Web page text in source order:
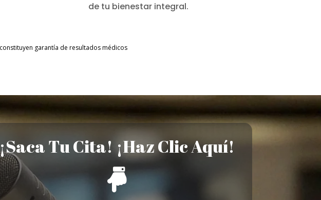
de tu bienestar integral.
garantía de resultados médicos
Tu Cita! ¡Haz Clic Aquí!
